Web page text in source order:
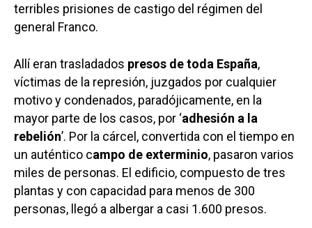
terribles prisiones de castigo del régimen del
general Franco.
Allí eran trasladados presos de toda España,
víctimas de la represión, juzgados por cualquier
motivo y condenados, paradójicamente, en la
mayor parte de los casos, por ‘adhesión a la
rebelión’. Por la cárcel, convertida con el tiempo en
un auténtico campo de exterminio, pasaron varios
miles de personas. El edificio, compuesto de tres
plantas y con capacidad para menos de 300
personas, llegó a albergar a casi 1.600 presos.